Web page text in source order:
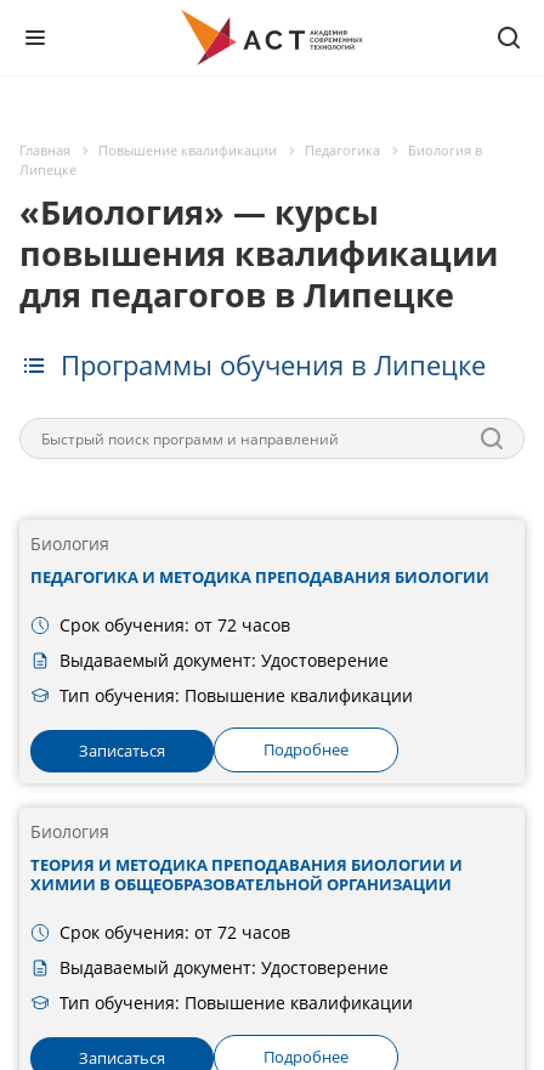
Главная Повышение квалификации Педагогика
Биология в
Липецке
«Биология» — курсы
повышения квалификации
для педагогов в Липецке
Программы обучения в Липецке
Биология
ПЕДАГОГИКА И МЕТОДИКА ПРЕПОДАВАНИЯ БИОЛОГИИ
Срок обучения: от 72 часов
Выдаваемый документ: Удостоверение
Тип обучения: Повышение квалификации
Записаться Подробнее
Биология
ТЕОРИЯ И МЕТОДИКА ПРЕПОДАВАНИЯ БИОЛОГИИ И
ХИМИИ В ОБЩЕОБРАЗОВАТЕЛЬНОЙ ОРГАНИЗАЦИИ
Срок обучения: от 72 часов
Выдаваемый документ: Удостоверение
Тип обучения: Повышение квалификации
Записаться Подробнее